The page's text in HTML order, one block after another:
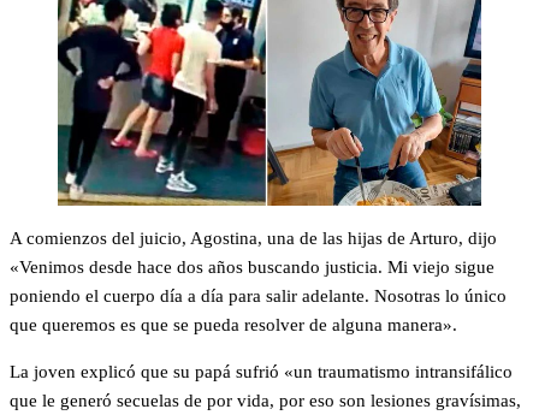
A comienzos del juicio, Agostina, una de las hijas de Arturo, dijo
«Venimos desde hace dos años buscando justicia. Mi viejo sigue
poniendo el cuerpo día a día para salir adelante. Nosotras lo único
que queremos es que se pueda resolver de alguna manera».
La joven explicó que su papá sufrió «un traumatismo intransifálico
que le generó secuelas de por vida, por eso son lesiones gravísimas,